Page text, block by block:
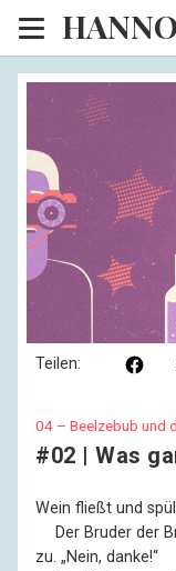
Teilen:
04 – Beelzebub und
#02 | Was
Wein fließt und
Der Bruder der
zu. „Nein, danke!“